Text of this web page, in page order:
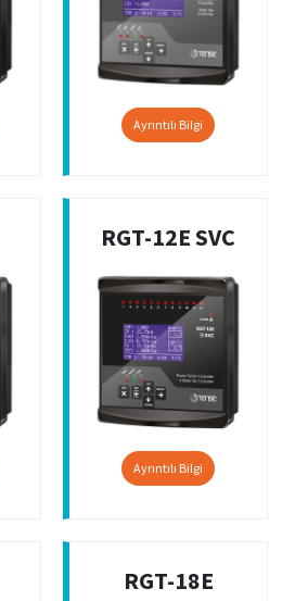
Ayrıntılı Bilgi
RGT-12E SVC
Ayrıntılı Bilgi
RGT-18E